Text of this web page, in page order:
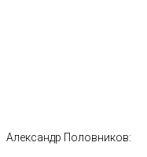
Александр Половников: